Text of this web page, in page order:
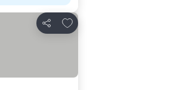
Partilhar
Adicionar aos favoritos